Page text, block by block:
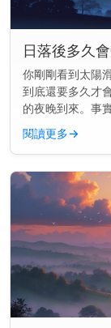
日落後多久
你剛剛看到太陽
到底還要多久才
的夜晚到來。事
通常在日落後70
季節。 為...
閱讀更多→